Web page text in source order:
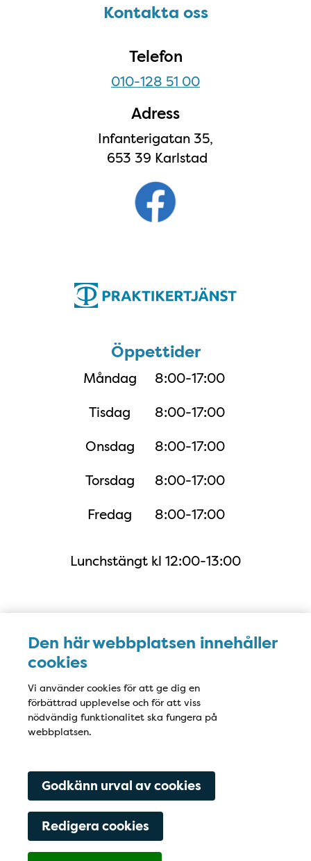
Den här webbplatsen innehåller
cookies
Vi använder cookies för att ge dig en
förbättrad upplevelse och för att viss
nödvändig funktionalitet ska fungera på
webbplatsen.
Godkänn urval av cookies
Redigera cookies
Kontakta ossKontakta oss
Telefon
010-128 51 00
Adress
Infanterigatan 35,
653 39 Karlstad
Öppettider
Måndag
8:00-17:00
Tisdag
8:00-17:00
Onsdag
8:00-17:00
Torsdag
8:00-17:00
Fredag
8:00-17:00
Lunchstängt kl 12:00-13:00
Karta